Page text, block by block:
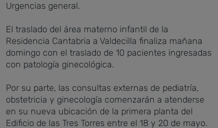
Urgencias general.
El traslado del área materno infantil de la
Residencia Cantabria a Valdecilla finaliza mañana
domingo con el traslado de 10 pacientes ingresadas
con patología ginecológica.
Por su parte, las consultas externas de pediatría,
obstetricia y ginecología comenzarán a atenderse
en su nueva ubicación de la primera planta del
Edificio de las Tres Torres entre el 18 y 20 de mayo.